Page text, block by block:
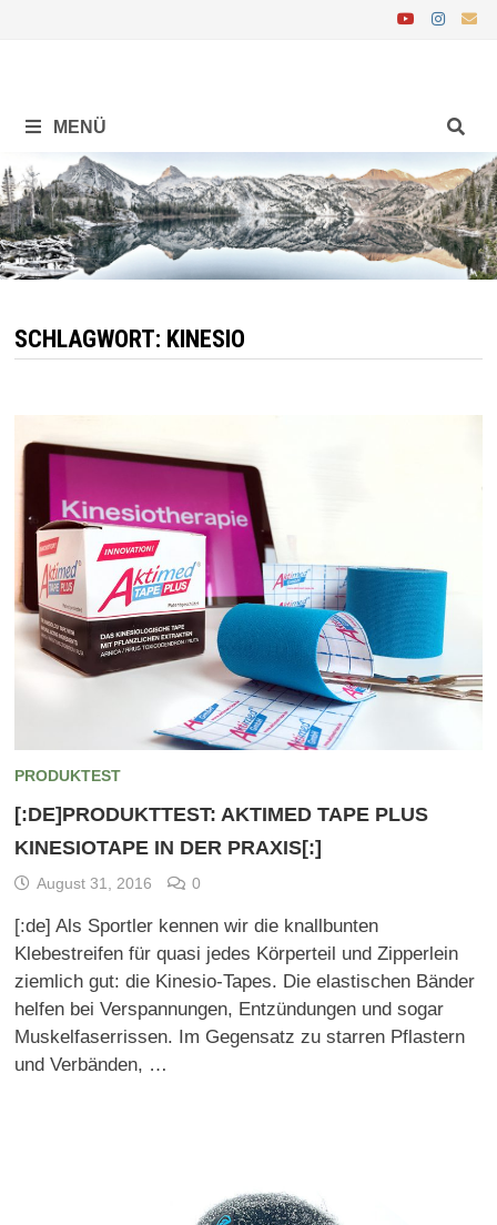
MENÜ
SCHLAGWORT: KINESIO
PRODUKTEST
[:DE]PRODUKTTEST: AKTIMED TAPE PLUS
KINESIOTAPE IN DER PRAXIS[:]
August 31, 2016 0
[:de] Als Sportler kennen wir die knallbunten
Klebestreifen für quasi jedes Körperteil und Zipperlein
ziemlich gut: die Kinesio-Tapes. Die elastischen Bänder
helfen bei Verspannungen, Entzündungen und sogar
Muskelfaserrissen. Im Gegensatz zu starren Pflastern
und Verbänden, …